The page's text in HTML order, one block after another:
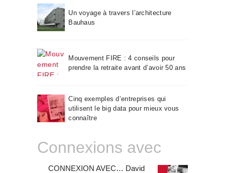
Un voyage à travers l’architecture
Bauhaus
Mouvement FIRE : 4 conseils pour
prendre la retraite avant d’avoir 50 ans
Cinq exemples d’entreprises qui
utilisent le big data pour mieux vous
connaître
Connexions avec
CONNEXION AVEC… David